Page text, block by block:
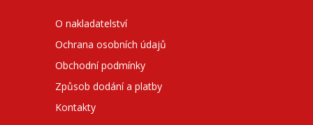
O nakladatelství
Ochrana osobních údajů
Obchodní podmínky
Způsob dodání a platby
Kontakty